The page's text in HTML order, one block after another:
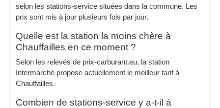
selon les stations-service situées dans la commune. Les
prix sont mis à jour plusieurs fois par jour.
Quelle est la station la moins chère à
Chauffailles en ce moment ?
Selon les relevés de prix-carburant.eu, la station
Intermarché propose actuellement le meilleur tarif à
Chauffailles.
Combien de stations-service y a-t-il à